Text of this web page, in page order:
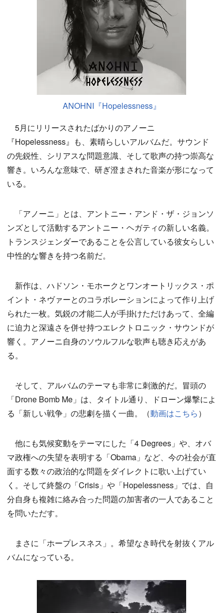
ANOHNI『Hopelessness』
5月にリリースされたばかりのアノーニ
『Hopelessness』も、素晴らしいアルバムだ。サウンド
の先鋭性、シリアスな問題意識、そして歌声の持つ崇高な
響き。いろんな意味で、研ぎ澄まされた音楽が形になって
いる。
「アノーニ」とは、アントニー・アンド・ザ・ジョンソ
ンズとして活動するアントニー・ヘガティの新しい名義。
トランスジェンダーであることを公言している彼女らしい
中性的な響きを持つ名前だ。
新作は、ハドソン・モホークとワンオートリックス・ポ
イント・ネヴァーとのコラボレーションによって作り上げ
られた一枚。気鋭の才能二人が手掛けただけあって、全編
に迫力と深遠さを併せ持つエレクトロニック・サウンドが
響く。アノーニ自身のソウルフルな歌声も聴き応えがあ
る。
そして、アルバムのテーマも非常に刺激的だ。冒頭の
「Drone Bomb Me」は、タイトル通り、ドローン爆撃によ
る「新しい戦争」の悲劇を描く一曲。（動画はこちら）
他にも気候変動をテーマにした「4 Degrees」や、オバ
マ政権への失望を表明する「Obama」など、今の社会が直
面する数々の政治的な問題をダイレクトに歌い上げてい
く。そして終盤の「Crisis」や「Hopelessness」では、自
分自身も複雑に絡み合った問題の加害者の一人であること
を問いただす。
まさに「ホープレスネス」。希望なき時代を射抜くアル
バムになっている。